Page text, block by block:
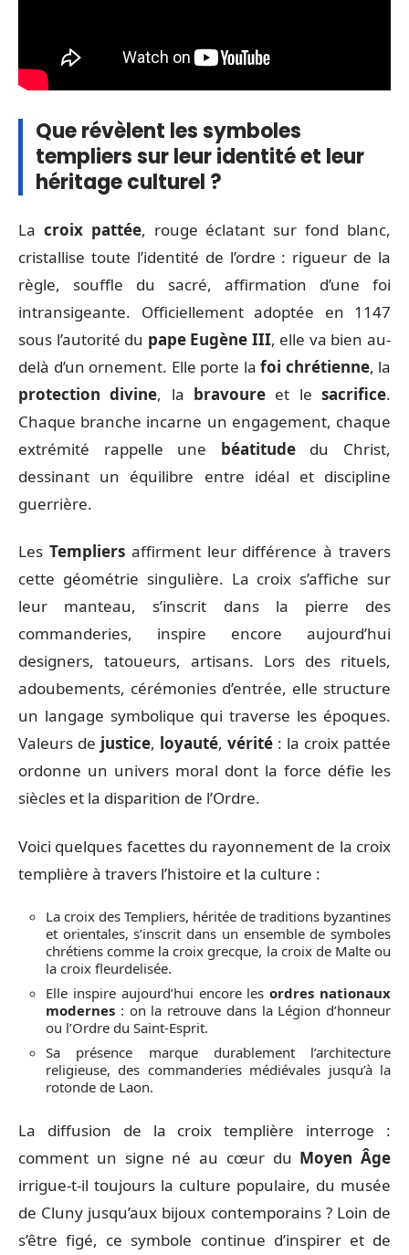
Que révèlent les symboles
templiers sur leur identité et leur
héritage culturel ?
La croix pattée, rouge éclatant sur fond blanc,
cristallise toute l’identité de l’ordre : rigueur de la
règle, souffle du sacré, affirmation d’une foi
intransigeante. Officiellement adoptée en 1147
sous l’autorité du pape Eugène III, elle va bien au-
delà d’un ornement. Elle porte la foi chrétienne, la
protection divine, la bravoure et lesacrifice.
Chaque branche incarne un engagement, chaque
extrémité rappelle une béatitudedu Christ,
dessinant un équilibre entre idéal et discipline
guerrière.
Les Templiersaffirment leur différence à travers
cette géométrie singulière. La croix s’affiche sur
leur manteau, s’inscrit dans la pierre des
commanderies, inspire encore aujourd’hui
designers, tatoueurs, artisans. Lors des rituels,
adoubements, cérémonies d’entrée, elle structure
un langage symbolique qui traverse les époques.
Valeurs de justice, loyauté, vérité : la croix pattée
ordonne un univers moral dont la force défie les
siècles et la disparition de l’Ordre.
Voici quelques facettes du rayonnement de la croix
templière à travers l’histoire et la culture :
La croix des Templiers, héritée de traditions byzantines
et orientales, s’inscrit dans un ensemble de symboles
chrétiens comme la croix grecque, la croix de Malte ou
la croix fleurdelisée.
Elle inspire aujourd’hui encore lesordres nationaux
modernes : on la retrouve dans la Légion d’honneur
ou l’Ordre du Saint-Esprit.
Sa présence marque durablement l’architecture
religieuse, des commanderies médiévales jusqu’à la
rotonde de Laon.
La diffusion de la croix templière interroge :
comment un signe né au cœur du Moyen Âge
irrigue-t-il toujours la culture populaire, du musée
de Cluny jusqu’aux bijoux contemporains ? Loin de
s’être figé, ce symbole continue d’inspirer et de